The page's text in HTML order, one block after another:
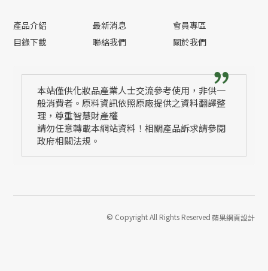
產品介紹 最新消息
會員專區
目錄下載
聯絡我們 關於我們
本站僅供化妝品產業人士交流參考使用，非供一
般消費者。原料資訊依照原廠提供之資料翻譯整
理，尊重智慧財產權
請勿任意轉載本網站資料！相關產品訴求請參閱
政府相關法規。
© Copyright All Rights Reserved蘋果網頁設計